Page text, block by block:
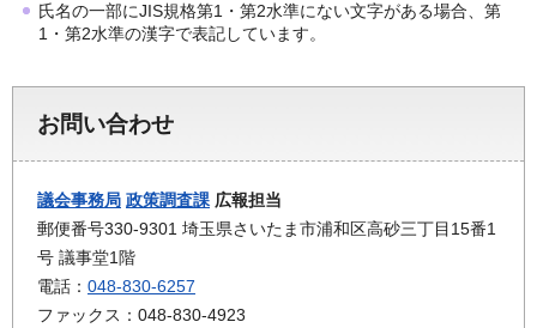
氏名の一部にJIS規格第1・第2水準にない文字がある場合、第
1・第2水準の漢字で表記しています。
お問い合わせ
議会事務局 政策調査課 広報担当
郵便番号330-9301 埼玉県さいたま市浦和区高砂三丁目15番1
号 議事堂1階
電話： 048-830-6257
ファックス：048-830-4923